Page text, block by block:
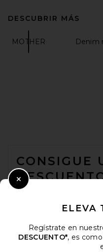
DESCUBRIR MÁS
MOTHER Denim
CONSIGUE
electrónico. Puede retirarse
Email Address
ELEVA
Regístrate en
DESCUENTO*, es
Close Modal